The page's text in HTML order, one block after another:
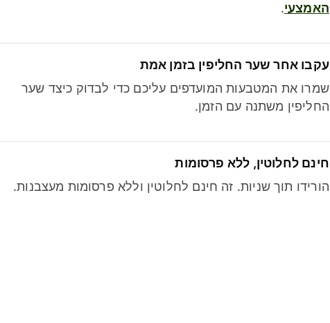
האמצעי.
עקבו אחר שער החליפין בזמן אמת
שמרו את המטבעות המועדפים עליכם כדי לבדוק כיצד שער
החליפין משתנה עם הזמן.
חינם לחלוטין, ללא פרסומות
הורידו תוך שניות. זה חינם לחלוטין וללא פרסומות מעצבנות.